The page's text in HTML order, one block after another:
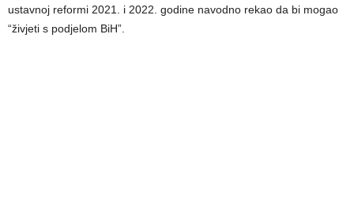
ustavnoj reformi 2021. i 2022. godine navodno rekao da bi mogao
“živjeti s podjelom BiH”.